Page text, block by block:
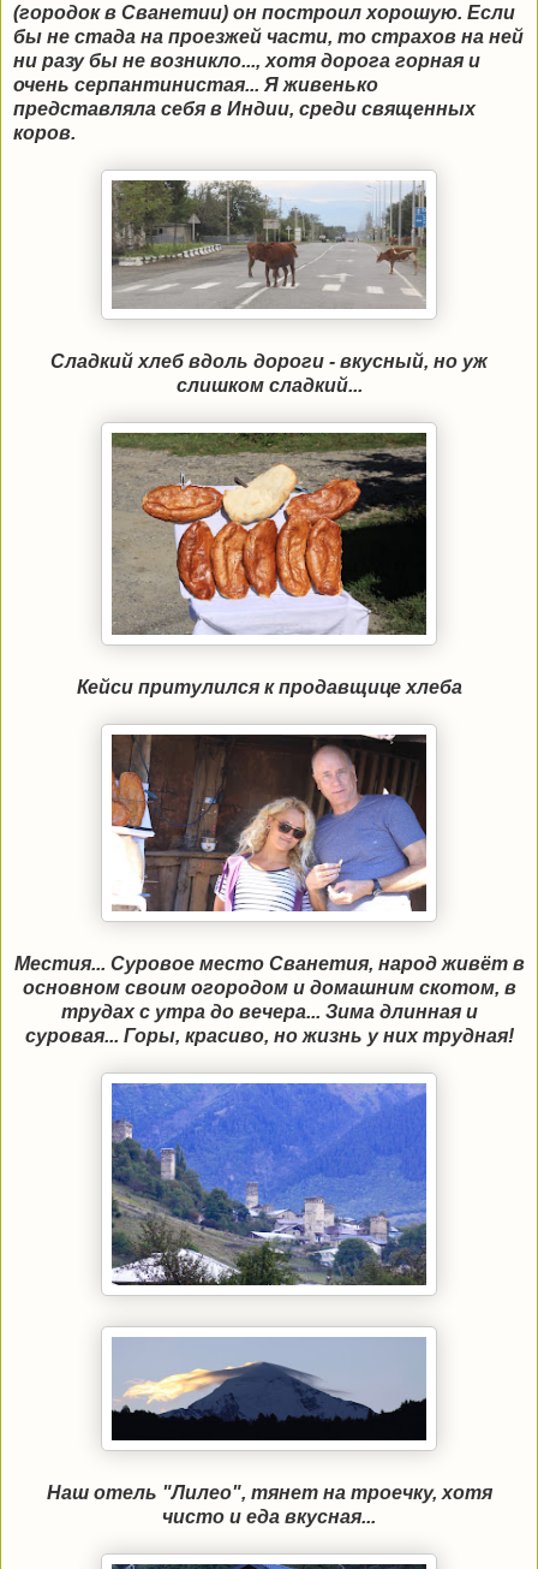
(городок в Сванетии) он построил хорошую. Если
бы не стада на проезжей части, то страхов на ней
ни разу бы не возникло..., хотя дорога горная и
очень серпантинистая... Я живенько
представляла себя в Индии, среди священных
коров.
Сладкий хлеб вдоль дороги - вкусный, но уж
слишком сладкий...
Кейси притулился к продавщице хлеба
Местия... Суровое место Сванетия, народ живёт в
основном своим огородом и домашним скотом, в
трудах с утра до вечера... Зима длинная и
суровая... Горы, красиво, но жизнь у них трудная!
Наш отель "Лилео", тянет на троечку, хотя
чисто и еда вкусная...